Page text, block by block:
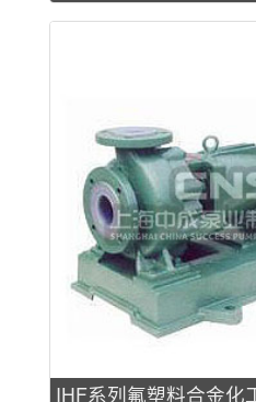
IHF系列氟塑料合金化